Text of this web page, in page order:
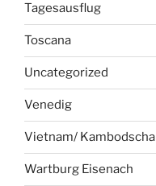
Tagesausflug
Toscana
Uncategorized
Venedig
Vietnam/ Kambodscha
Wartburg Eisenach